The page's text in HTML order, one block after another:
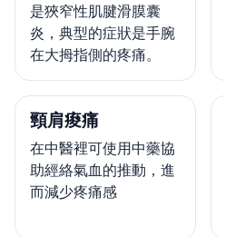
是狹窄性肌腱滑膜囊
炎，典型的症狀是手腕
在大拇指側的疼痛。
頸肩痠痛
在中醫裡可使用中藥協
助經絡氣血的推動，進
而減少疼痛感